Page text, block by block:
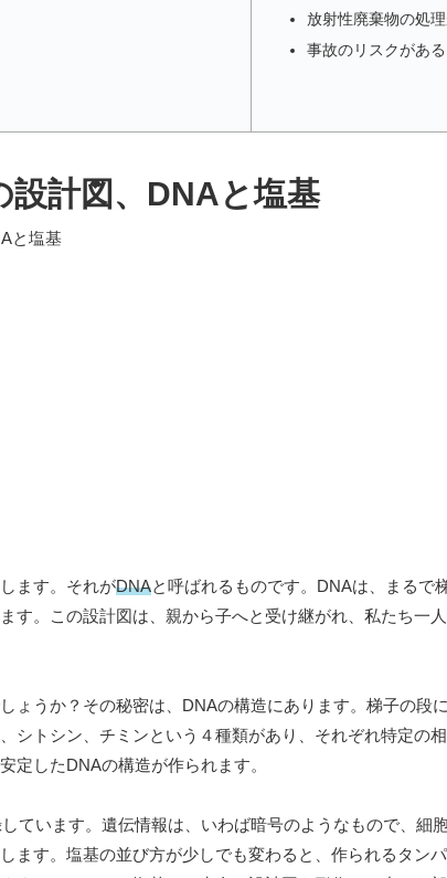
放射性廃棄物の処
事故のリスクがある
設計図、DNAと塩基
ます。それがDNAと呼ばれるものです。DNAは、まるで
す。この設計図は、親から子へと受け継がれ、私たち一
ょうか？その秘密は、DNAの構造にあります。梯子の段
シトシン、チミンという４種類があり、それぞれ特定の
定したDNAの構造が作られます。
しています。遺伝情報は、いわば暗号のようなもので、細
ます。塩基の並び方が少しでも変わると、作られるタン